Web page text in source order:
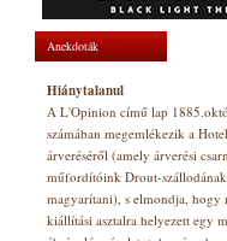
Anekdoták
Hiánytalanul
A L'Opinion című lap
számában megemlékezik a
árveréséről (amely árverési
műfordítóink Drout-
magyarítani), s elmondja, hogy
kiállítási asztalra helyezett egy